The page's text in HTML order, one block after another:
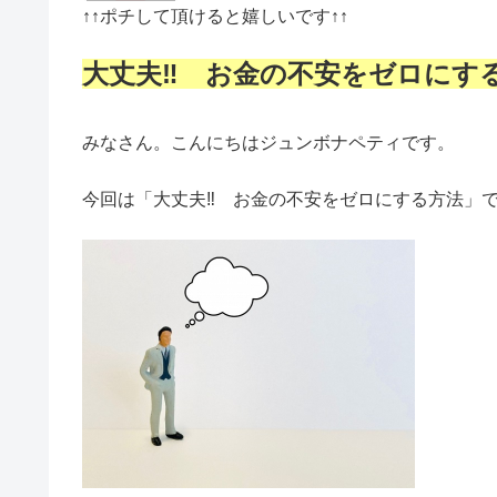
↑↑ポチして頂けると嬉しいです↑↑
大丈夫‼ お金の不安をゼロにす
みなさん。こんにちはジュンボナペティです。
今回は「大丈夫‼ お金の不安をゼロにする方法」で